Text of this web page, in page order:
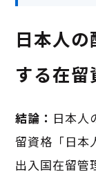
日本人
する在留
結論： 日本人
留資格「日本
出入国在留管